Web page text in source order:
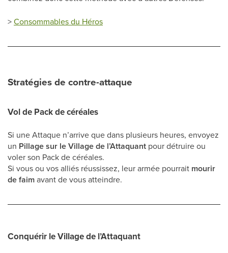
>Consommables du Héros
Stratégies de contre-attaque
Vol de Pack de céréales
Si une Attaque n’arrive que dans plusieurs heures, envoyez
un Pillage sur le Village de l’Attaquant pour détruire ou
voler son Pack de céréales.
Si vous ou vos alliés réussissez, leur armée pourrait mourir
de faimavant de vous atteindre.
Conquérir le Village de l’Attaquant